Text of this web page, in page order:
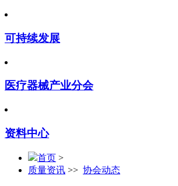
可持续发展
医疗器械产业分会
资料中心
首页 >
质量资讯 >> 协会动态